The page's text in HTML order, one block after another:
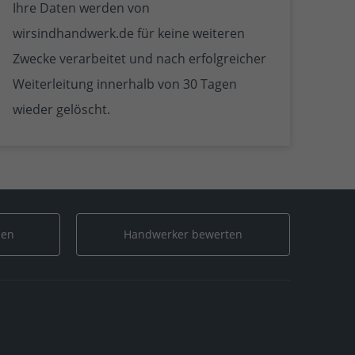
Ihre Daten werden von
wirsindhandwerk.de für keine weiteren
Zwecke verarbeitet und nach erfolgreicher
Weiterleitung innerhalb von 30 Tagen
wieder gelöscht.
Handwerker bewerten